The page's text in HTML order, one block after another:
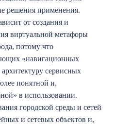
решения применения.
от создания и
виртуальной метафоры
потому что
«навигационных
сервисных
понятной и,
в использовании.
городской среды и сетей
и сетевых объектов и,